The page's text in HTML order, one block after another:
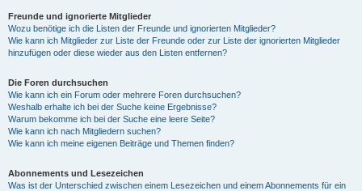
Freunde und ignorierte Mitglieder
Wozu benötige ich die Listen der Freunde und ignorierten Mitglieder?
Wie kann ich Mitglieder zur Liste der Freunde oder zur Liste der ignorierten Mitglieder
hinzufügen oder diese wieder aus den Listen entfernen?
Die Foren durchsuchen
Wie kann ich ein Forum oder mehrere Foren durchsuchen?
Weshalb erhalte ich bei der Suche keine Ergebnisse?
Warum bekomme ich bei der Suche eine leere Seite?
Wie kann ich nach Mitgliedern suchen?
Wie kann ich meine eigenen Beiträge und Themen finden?
Abonnements und Lesezeichen
Was ist der Unterschied zwischen einem Lesezeichen und einem Abonnements für ein